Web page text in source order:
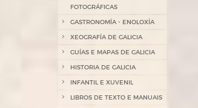
FOTOGRÁFICAS
GASTRONOMÍA - ENOLOXÍA
XEOGRAFÍA DE GALICIA
GUÍAS E MAPAS DE GALICIA
HISTORIA DE GALICIA
INFANTIL E XUVENIL
LIBROS DE TEXTO E MANUAIS